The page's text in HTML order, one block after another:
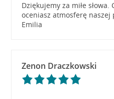
Dziękujemy za miłe słowa.
oceniasz atmosferę naszej
Emilia
Zenon Draczkowski